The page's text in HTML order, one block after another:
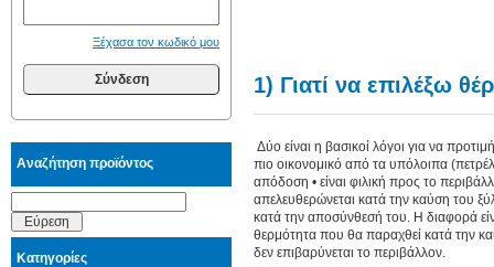
Ξέχασα τον κωδικό μου
Σύνδεση
Αναζήτηση προϊόντος
Εύρεση
Κατηγορίες
1) Γιατί να επιλέξω
Δύο είναι η βασικοί λόγοι για να
πιο οικονομικό από τα υπόλοιπα
απόδοση • είναι φιλική προς το
απελευθερώνεται κατά την καύση του
κατά την αποσύνθεσή του. Η διαφορά
θερμότητα που θα παραχθεί κατά την
δεν επιβαρύνεται το περιβάλλον.